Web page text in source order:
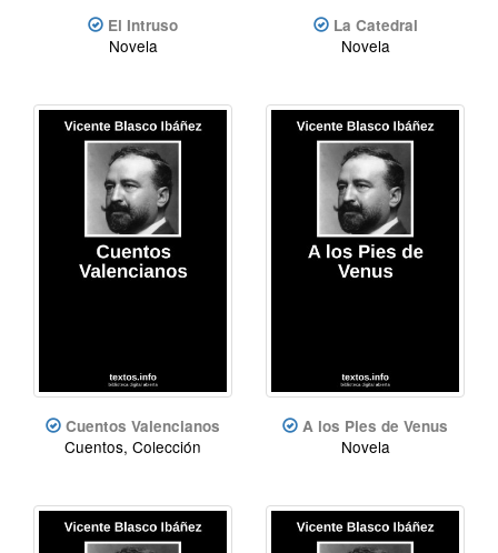
El Intruso
Novela
La Catedral
Novela
Cuentos Valencianos
Cuentos, Colección
A los Pies de Venus
Novela